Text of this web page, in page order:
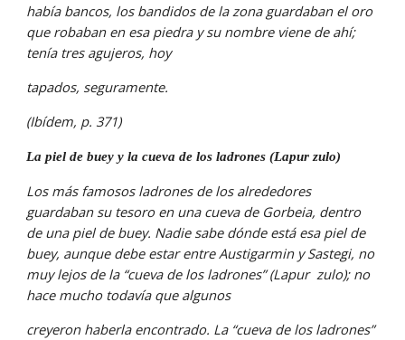
había bancos, los bandidos de la zona guardaban el oro
que robaban en esa piedra y su nombre viene de ahí;
tenía tres agujeros, hoy
tapados, seguramente.
(Ibídem, p. 371)
La piel de buey y la cueva de los ladrones (Lapur zulo)
Los más famosos ladrones de los alrededores
guardaban su tesoro en una cueva de Gorbeia, dentro
de una piel de buey. Nadie sabe dónde está esa piel de
buey, aunque debe estar entre Austigarmin y Sastegi, no
muy lejos de la “cueva de los ladrones” (Lapur  zulo); no
hace mucho todavía que algunos
creyeron haberla encontrado. La “cueva de los ladrones”